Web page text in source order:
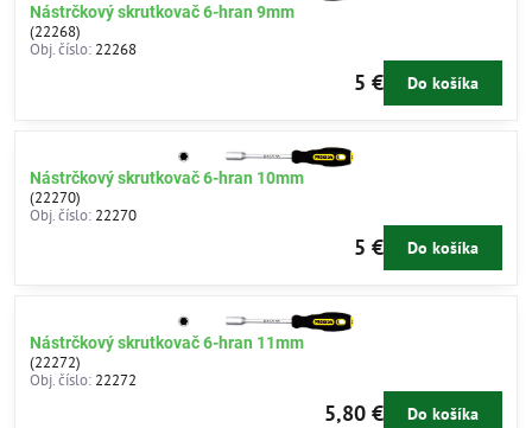
Nástrčkový skrutkovač 6-hran 9mm
(22268)
Obj. číslo: 22268
5 € Do košíka
Nástrčkový skrutkovač 6-hran 10mm
(22270)
Obj. číslo: 22270
5 € Do košíka
Nástrčkový skrutkovač 6-hran 11mm
(22272)
Obj. číslo: 22272
5,80 € Do košíka